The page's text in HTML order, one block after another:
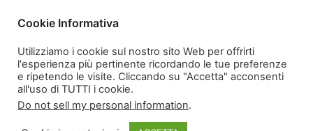
2 anni ago2
n
n
i
a
g
Cookie Informativa
Utilizziamo i cookie sul nostro sito Web per offrirti
l'esperienza più pertinente ricordando le tue preferenze
e ripetendo le visite. Cliccando su "Accetta" acconsenti
all'uso di TUTTI i cookie.
Do not sell my personal information.